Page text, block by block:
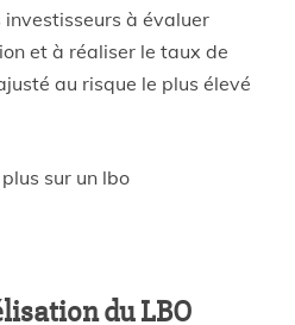
à évaluer
et à réaliser le taux de
au risque le plus élevé
sur un lbo
du LBO